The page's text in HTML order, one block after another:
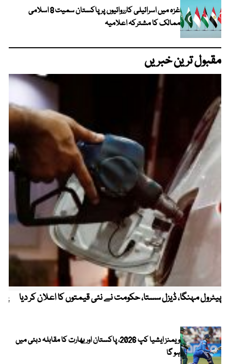
غزہ میں اسرائیلی کارروائیوں پر پاکستان سمیت 8 اسلامی
ممالک کا مشترکہ اعلامیہ
مقبول ترین خبریں
پیٹرول مہنگا، ڈیزل سستا، حکومت نے نئی قیمتوں کا اعلان کر دیا
ویمنز ایشیا کپ 2026، پاکستان اور بھارت کا مقابلہ دبئی میں
ہو گا